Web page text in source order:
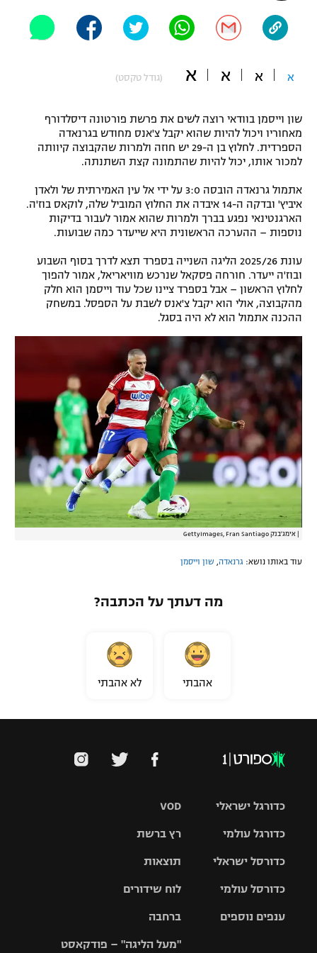
"מחצית בשכונה" – פודקאסט
משתתפים וזוכים בפרסים
תקנון עבור פעילות אלקטרה
טניס
גיימינג E-Sports
תנאי שימוש
מדיניות פרטיות
תקנון פעילות ספורט 1
רשיון להקרנה פומבית לבית עסק
הצטרפות לחבילת הערוצים
לוח דרושים – ג'ובנט
תגיות
המגזין
אופניים
פוטבול אמריקאי NFL
בייסבול MLB
ספורט אתגרי ואקסטרים
אומנויות לחימה
גיימינג E-Sports
א א א א (גודל טקסט)
שון וייסמן בוודאי רוצה לשים את פרשת פורטונה דיסלדורף
מאחוריו ויכול להיות שהוא יקבל צ'אנס מחודש בגרנאדה
הספרדית. לחלוץ בן ה-29 יש חוזה ולמרות שהקבוצה קיוותה
למכור אותו, יכול להיות שהתמונה קצת השתנתה.
אתמול גרנאדה הובסה 3:0 על ידי אל עין האמירתית של ולאדן
איביץ' ובדקה ה-14 איבדה את החלוץ המוביל שלה, לוקאס בוז'ה.
הארגנטינאי נפגע בברך ולמרות שהוא אמור לעבור בדיקות
נוספות – ההערכה הראשונית היא שייעדר כמה שבועות.
עונת 2025/26 הליגה השנייה בספרד תצא לדרך בסוף השבוע
ובוז'ה ייעדר. חורחה פסקאל שנרכש מוויאריאל, אמור להפוך
לחלוץ הראשון – אבל בספרד ציינו שכל עוד וייסמן הוא חלק
מהקבוצה, אולי הוא יקבל צ'אנס לשבת על הספסל. במשחק
ההכנה אתמול הוא לא היה בסגל.
אימג'בנק GettyImages, Fran Santiago
עוד באותו נושא: גרנאדה, שון וייסמן
מה דעתך על הכתבה?
אהבתי לא אהבתי
VOD
רץ ברשת
תוצאות
לוח שידורים
ברחבה
"מעל הליגה" – פודקאסט
כדורגל ישראלי
גביע הטוטו
כדורגל עולמי
האלופות
ליגה
כדורסל ישראלי
סל
כדורסל עולמי
ענפים נוספים